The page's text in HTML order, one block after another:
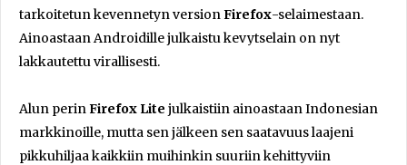
tarkoitetun kevennetyn versionFirefox-selaimestaan.
Ainoastaan Androidille julkaistu kevytselain on nyt
lakkautettu virallisesti.
Alun perinFirefox Lite julkaistiin ainoastaan Indonesian
markkinoille, mutta sen jälkeen sen saatavuus laajeni
pikkuhiljaa kaikkiin muihinkin suuriin kehittyviin